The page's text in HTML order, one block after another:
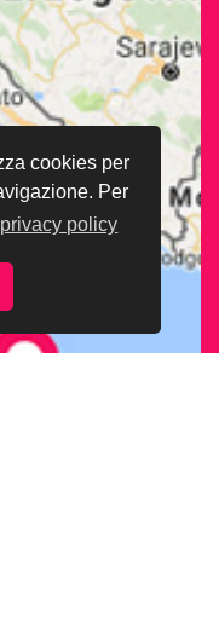
cookies per
Per
privacy policy